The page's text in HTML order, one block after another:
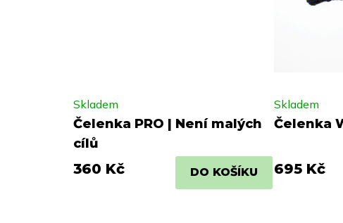
Čelenka PRO | Není malých
cílů
Skladem
360 Kč DO KOŠÍKU
Čelenka
Skladem
695 Kč